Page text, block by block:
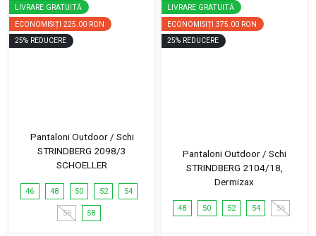
LIVRARE GRATUITĂ
ECONOMISIȚI 225.00 RON
25% REDUCERE
Pantaloni Outdoor / Schi
STRINDBERG 2098/3
SCHOELLER
46 48 50 52 54
56 58
LIVRARE GRATUITĂ
ECONOMISIȚI 375.00 RON
25% REDUCERE
Pantaloni Outdoor / Schi
STRINDBERG 2104/18,
Dermizax
48 50 52 54 56